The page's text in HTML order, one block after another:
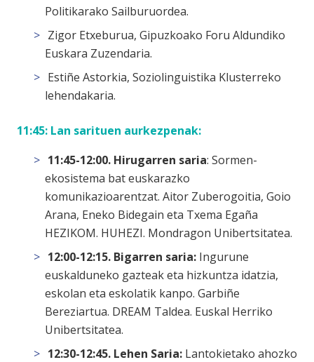
Politikarako Sailburuordea.
Zigor Etxeburua, Gipuzkoako Foru Aldundiko
Euskara Zuzendaria.
Estiñe Astorkia, Soziolinguistika Klusterreko
lehendakaria.
11:45: Lan sarituen aurkezpenak:
11:45-12:00. Hirugarren saria: Sormen-
ekosistema bat euskarazko
komunikazioarentzat. Aitor Zuberogoitia, Goio
Arana, Eneko Bidegain eta Txema Egaña
HEZIKOM. HUHEZI. Mondragon Unibertsitatea.
12:00-12:15. Bigarren saria: Ingurune
euskalduneko gazteak eta hizkuntza idatzia,
eskolan eta eskolatik kanpo. Garbiñe
Bereziartua. DREAM Taldea. Euskal Herriko
Unibertsitatea.
12:30-12:45. Lehen Saria: Lantokietako ahozko